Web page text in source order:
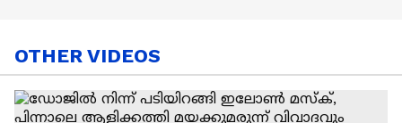
OTHER VIDEOS